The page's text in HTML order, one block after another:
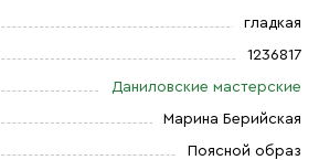
гладкая
1236817
Даниловские мастерские
Марина Берийская
Поясной образ